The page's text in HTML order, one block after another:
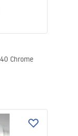
Chrome